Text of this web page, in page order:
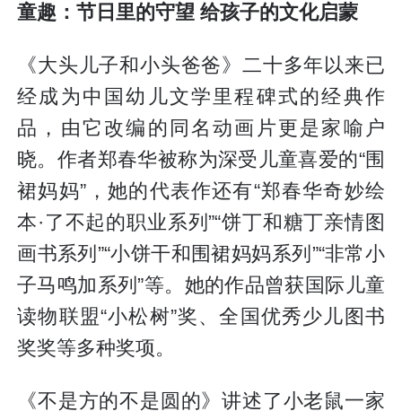
童趣：节日里的守望 给孩子的文化启蒙
《大头儿子和小头爸爸》二十多年以来已
经成为中国幼儿文学里程碑式的经典作
品，由它改编的同名动画片更是家喻户
晓。作者郑春华被称为深受儿童喜爱的“围
裙妈妈”，她的代表作还有“郑春华奇妙绘
本·了不起的职业系列”“饼丁和糖丁亲情图
画书系列”“小饼干和围裙妈妈系列”“非常小
子马鸣加系列”等。她的作品曾获国际儿童
读物联盟“小松树”奖、全国优秀少儿图书
奖奖等多种奖项。
《不是方的不是圆的》讲述了小老鼠一家